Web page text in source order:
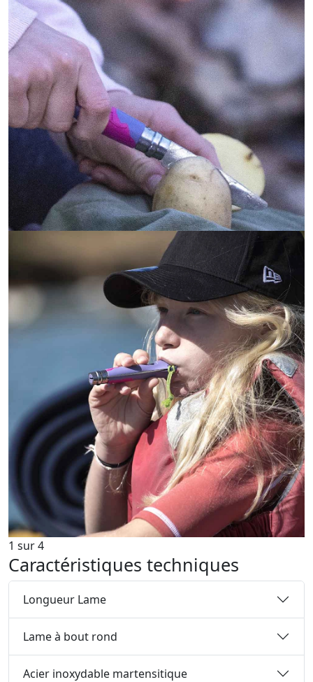
1 sur4
Caractéristiques techniques
Longueur Lame
Lame à bout rond
Acier inoxydable martensitique